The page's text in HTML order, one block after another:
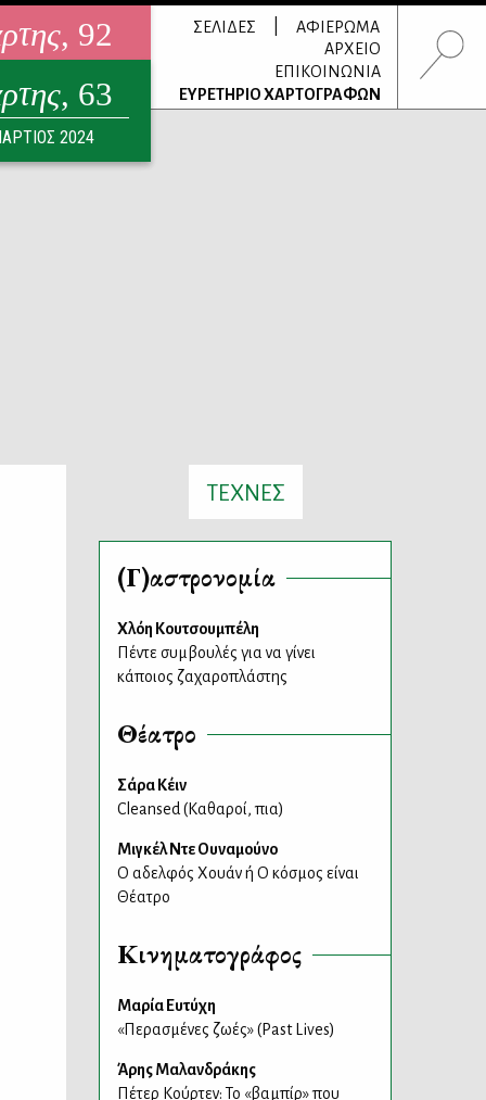
, 92
περιοδικό
2026
, 63
2024
ΣΕΛΙΔΕΣ
ΑΦΙΕΡΩΜΑ
ΑΡΧΕΙΟ
ΕΠΙΚΟΙΝΩΝΙΑ
ΕΥΡΕΤΗΡΙΟ ΧΑΡΤΟΓΡΑΦΩΝ
ΤΕΧΝΕΣ
(Γ)αστρονομία
Χλόη Κουτσουμπέλη
Πέντε συμβουλές για να γίνει
κάποιος ζαχαροπλάστης
Θέατρο
Σάρα Κέιν
Cleansed (Kαθαροί, πια)
Μιγκέλ Ντε Ουναμούνο
Ο αδελφός Χουάν ή Ο κόσμος είναι
Θέατρο
Κινηματογράφος
Μαρία Ευτύχη
«Περασμένες ζωές» (Past Lives)
Άρης Μαλανδράκης
Πέτερ Κούρτεν: Το «βαμπίρ» που